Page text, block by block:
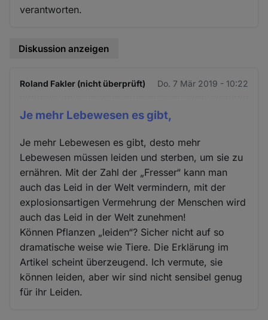
verantworten.
Diskussion anzeigen
Roland Fakler (nicht überprüft) Do. 7 Mär 2019 - 10:22
Je mehr Lebewesen es gibt,
Je mehr Lebewesen es gibt, desto mehr
Lebewesen müssen leiden und sterben, um sie zu
ernähren. Mit der Zahl der „Fresser“ kann man
auch das Leid in der Welt vermindern, mit der
explosionsartigen Vermehrung der Menschen wird
auch das Leid in der Welt zunehmen!
Können Pflanzen „leiden“? Sicher nicht auf so
dramatische weise wie Tiere. Die Erklärung im
Artikel scheint überzeugend. Ich vermute, sie
können leiden, aber wir sind nicht sensibel genug
für ihr Leiden.